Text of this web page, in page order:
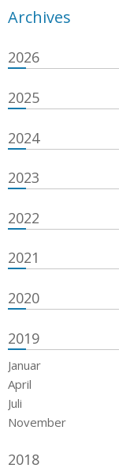
Archives
2026
2025
2024
2023
2022
2021
2020
2019
Januar
April
Juli
November
2018